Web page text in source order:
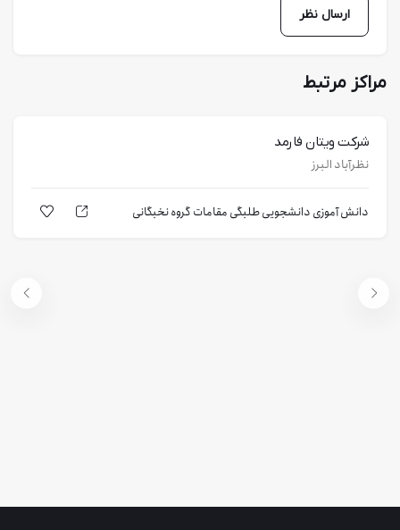
مراکز مرتبط
شرکت ویتان فارمد
نظرآباد البرز
دانش آموزیدانشجوییطلبگیمقاماتگروه نخبگانی